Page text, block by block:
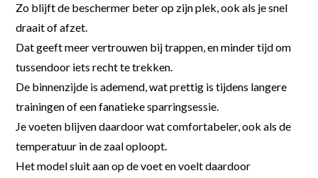
Zo blijft de beschermer beter op zijn plek, ook als je snel
draait of afzet.
Dat geeft meer vertrouwen bij trappen, en minder tijd om
tussendoor iets recht te trekken.
De binnenzijde is ademend, wat prettig is tijdens langere
trainingen of een fanatieke sparringsessie.
Je voeten blijven daardoor wat comfortabeler, ook als de
temperatuur in de zaal oploopt.
Het model sluit aan op de voet en voelt daardoor